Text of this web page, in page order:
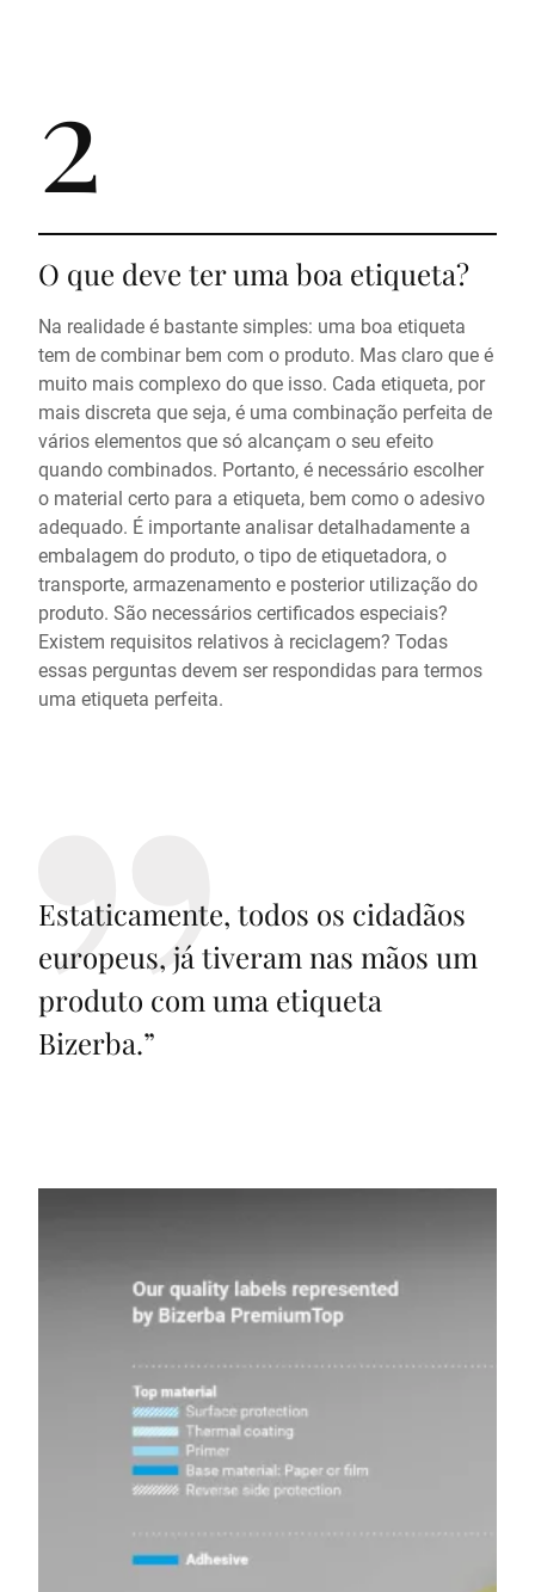
2
O que deve ter uma boa etiqueta?
Na realidade é bastante simples: uma boa etiqueta
tem de combinar bem com o produto. Mas claro que é
muito mais complexo do que isso. Cada etiqueta, por
mais discreta que seja, é uma combinação perfeita de
vários elementos que só alcançam o seu efeito
quando combinados. Portanto, é necessário escolher
o material certo para a etiqueta, bem como o adesivo
adequado. É importante analisar detalhadamente a
embalagem do produto, o tipo de etiquetadora, o
transporte, armazenamento e posterior utilização do
produto. São necessários certificados especiais?
Existem requisitos relativos à reciclagem? Todas
essas perguntas devem ser respondidas para termos
uma etiqueta perfeita.
Estaticamente, todos os cidadãos
europeus, já tiveram nas mãos um
produto com uma etiqueta
Bizerba.”